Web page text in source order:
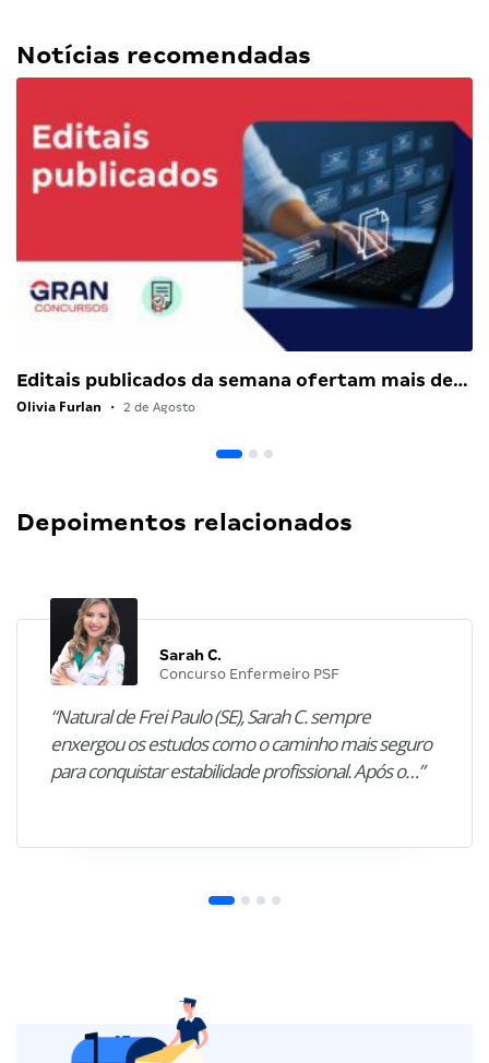
Notícias recomendadas
Editais publicados da semana ofertam mais de…
Olivia Furlan • 2 de Agosto
Depoimentos relacionados
Sarah C.
Concurso Enfermeiro PSF
“Natural de Frei Paulo (SE), Sarah C. sempre
enxergou os estudos como o caminho mais seguro
para conquistar estabilidade profissional. Após o…”